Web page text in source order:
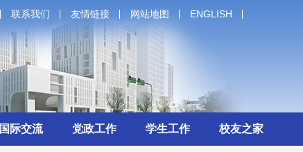
ENGLISH
网站地图
友情链接
联系我们
国际交流 党政工作 学生工作 校友之家